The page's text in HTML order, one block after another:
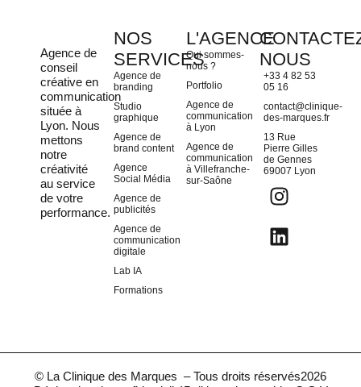
Agence de
conseil
créative en
communication
située à
Lyon. Nous
mettons
notre
créativité
au service
de votre
performance.
NOS
SERVICES
Agence de
branding
Studio
graphique
Agence de
brand content
Agence
Social Média
Agence de
publicités
Agence de
communication
digitale
Lab IA
Formations
L'AGENCE
Qui sommes-
nous ?
Portfolio
Agence de
communication
à Lyon
Agence de
communication
à Villefranche-
sur-Saône
NOUS
+33 4 82 53
05 16
contact@clinique-
des-marques.fr
13 Rue
Pierre Gilles
de Gennes
69007 Lyon
© La Clinique des Marques – Tous droits réservés2026